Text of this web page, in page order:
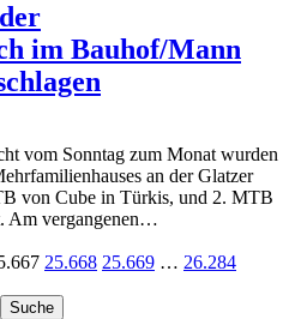
im Bauhof/Mann
vom Sonntag zum Monat wurden
an der Glatzer
von Cube in Türkis, und 2. MTB
Am vergangenen…
25.668 25.669 … 26.284